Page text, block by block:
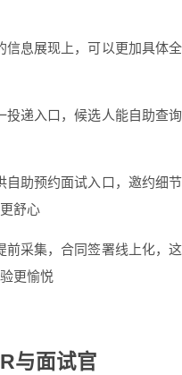
信息展现上，可以更加具体
投递入口，候选人能自助查
自助预约面试入口，邀约细
舒心
前采集，合同签署线上化，
更愉悦
与面试官